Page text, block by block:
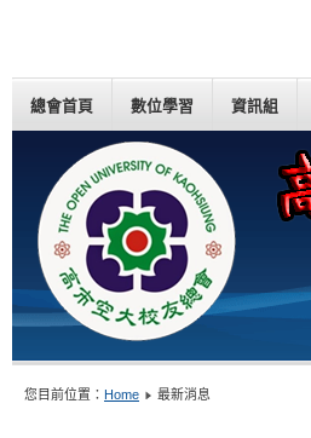
總會首頁 數位學習 資訊組
您目前位置： Home 最新消息